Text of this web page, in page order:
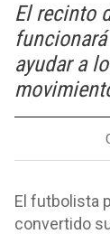
El recinto
ayudar a
El futbolista
convertido